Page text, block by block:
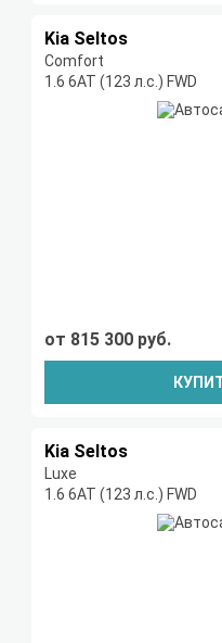
Kia Seltos
Comfort
1.6 6АТ (123 л.с.) FWD
от 815 300 руб.
Kia Seltos
Luxe
1.6 6АТ (123 л.с.) FWD